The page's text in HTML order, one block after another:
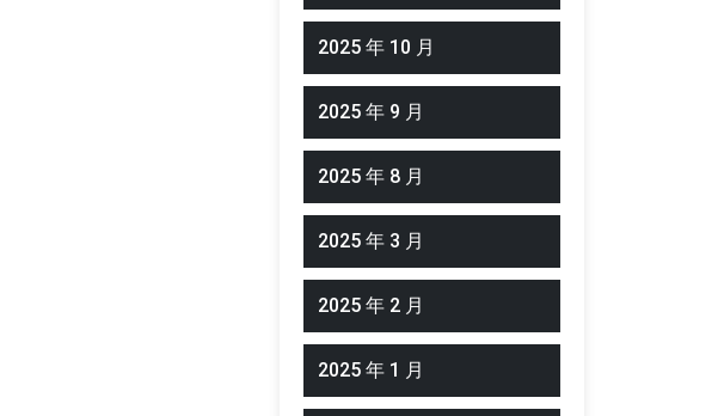
2025 年 10 月
2025 年 9 月
2025 年 8 月
2025 年 3 月
2025 年 2 月
2025 年 1 月